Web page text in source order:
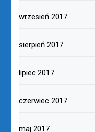
wrzesień 2017
sierpień 2017
lipiec 2017
czerwiec 2017
maj 2017